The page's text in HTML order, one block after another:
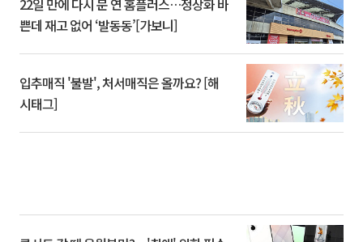
22일 만에 다시 문 연 홈플러스…정상화 바
쁜데 재고 없어 ‘발동동’[가보니]
입추매직 '불발', 처서매직은 올까요? [해
시태그]